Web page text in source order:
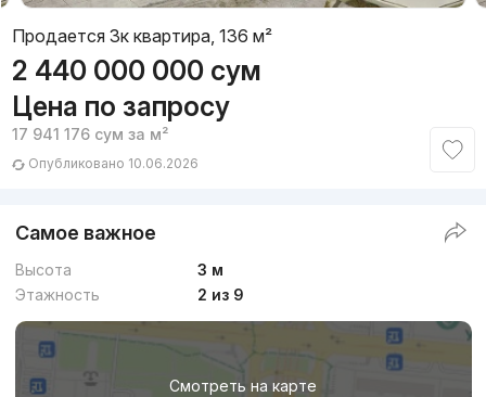
Продается 3к квартира, 136 м²
2 440 000 000 сум
Цена по запросу
17 941 176 сум за м²
Опубликовано 10.06.2026
Самое важное
Высота
3 м
Этажность
2 из 9
Смотреть на карте